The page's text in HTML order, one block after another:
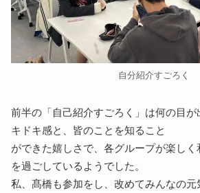
自分紹介すごろく
前半の「自己紹介すごろく」は何の目が
キドキ感と、皆のことを知ること
ができた嬉しさで、各グループが楽しく
を過ごしているようでした。
私、髙橋も参加をし、改めてみんなの